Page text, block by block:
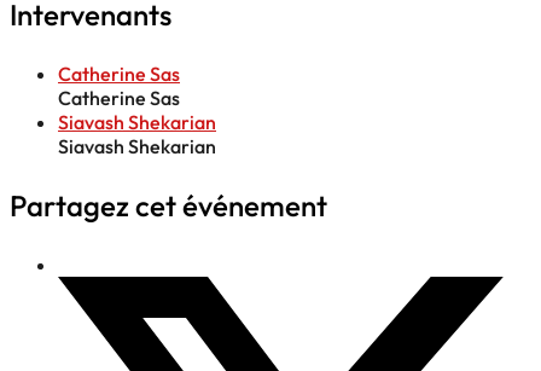
Intervenants
Catherine Sas
Catherine Sas
Siavash Shekarian
Siavash Shekarian
Partagez cet événement